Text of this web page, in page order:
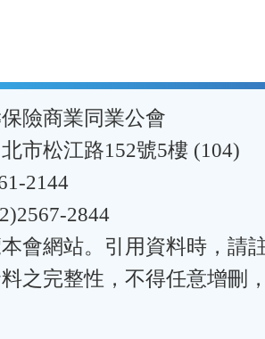
險商業同業公會
市松江路152號5樓 (104)
2144
2844
會網站。引用資料時，請
之完整性，不得任意增刪